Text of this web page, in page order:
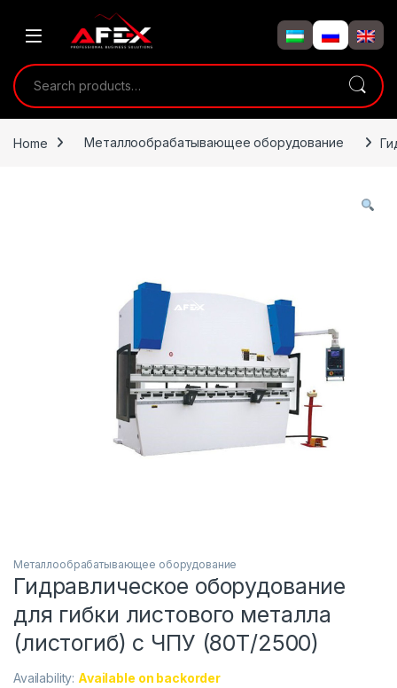
Search for:
Home Металлообрабатывающее оборудование
Металлообрабатывающее оборудование
Гидравлическое оборудование
для гибки листового металла
(листогиб) с ЧПУ (80Т/2500)
Availability: Available on backorder